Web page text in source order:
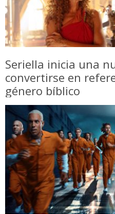
Seriella inicia una
convertirse en
género bíblico